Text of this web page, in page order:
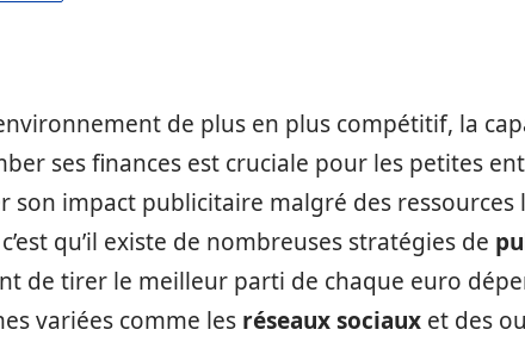
de plus en plus compétitif, la
ses finances est cruciale pour les petites
son impact publicitaire malgré des ressources
qu’il existe de nombreuses stratégies de
de tirer le meilleur parti de chaque euro
variées comme les réseaux sociaux et des